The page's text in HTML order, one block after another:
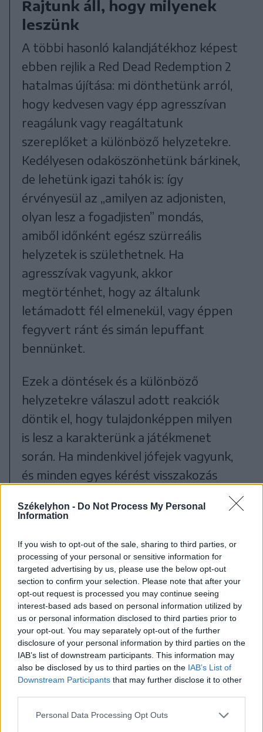
Székelyhon - Do Not Process My Personal
Information
If you wish to opt-out of the sale, sharing to third parties, or
processing of your personal or sensitive information for
targeted advertising by us, please use the below opt-out
section to confirm your selection. Please note that after your
opt-out request is processed you may continue seeing
interest-based ads based on personal information utilized by
us or personal information disclosed to third parties prior to
your opt-out. You may separately opt-out of the further
disclosure of your personal information by third parties on the
IAB’s list of downstream participants. This information may
also be disclosed by us to third parties on the IAB’s List of
Downstream Participants that may further disclose it to other
Personal Data Processing Opt Outs
Rajtunk áll, hogy milyenek
leszünk
A többi hasonló kalandjátékhoz képest
ebben rejlik a Red Dead Redemption 2
hatalmas újítása: mi dönthetünk arról,
hogy kedvesen vagy épp agresszívan
reagálunk vagy reagáltatunk
szereplőket a különböző helyzetekre.
Kedélyesen odaköszönhetünk bárkinek,
de lehetünk igazi tahók is: így
érvényesül az „amilyen az adjonisten,
olyan lesz a fogadjisten” mondás,
amiből időnként egész szürreális
helyzetek is születhetnek. Ha
agresszívak vagyunk, akkor
megtörténhet, hogy az általunk
letámadott fél elmenekül, vagy éppen
fegyvert ránt és simán lepuffant
bennünket.
Ezek a döntések és a különböző
helyzetekre válaszul adott reakciók
döntik el, hogy tulajdonképpen milyen
is lesz a karakterünk a játékmenet
során. Ha mindenkivel jófejek vagyunk,
és minden egyes kérést visszakozás
pluszpontokat kapunk, ha pedig
belekötünk, folyton rabolunk és ész
nélkül lövöldözünk, akkor bizony
negatív skálába mozdul el a viselkedés-
barométer, vagyis előbb utóbb utolsó
útonálló banditaként fognak számon
tartani a játékban.